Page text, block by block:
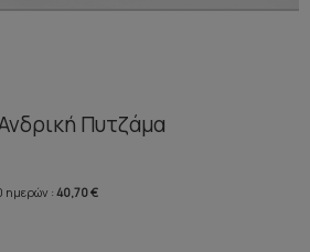
Πυτζάμα
ημερών : 40,70 €